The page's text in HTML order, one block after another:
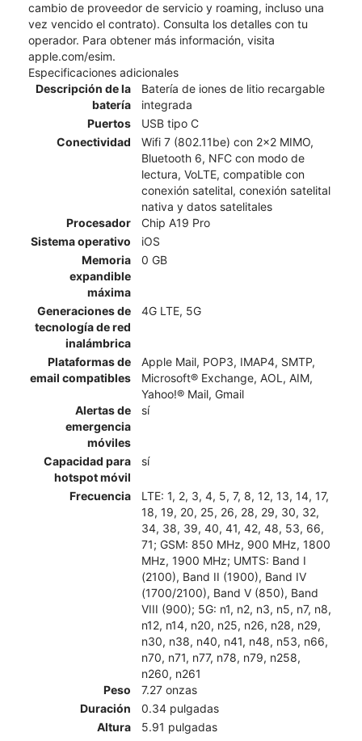
cambio de proveedor de servicio y roaming, incluso una
vez vencido el contrato). Consulta los detalles con tu
operador. Para obtener más información, visita
apple.com/esim.
Especificaciones adicionales
Descripción de la
batería
Batería de iones de litio recargable
integrada
Puertos
USB tipo C
Conectividad
Wifi 7 (802.11be) con 2x2 MIMO,
Bluetooth 6, NFC con modo de
lectura, VoLTE, compatible con
conexión satelital, conexión satelital
nativa y datos satelitales
Procesador
Chip A19 Pro
Sistema operativo
iOS
Memoria
expandible
máxima
0 GB
Generaciones de
tecnología de red
inalámbrica
4G LTE, 5G
Plataformas de
email compatibles
Apple Mail, POP3, IMAP4, SMTP,
Microsoft® Exchange, AOL, AIM,
Yahoo!® Mail, Gmail
Alertas de
emergencia
móviles
sí
Capacidad para
hotspot móvil
sí
Frecuencia
LTE: 1, 2, 3, 4, 5, 7, 8, 12, 13, 14, 17,
18, 19, 20, 25, 26, 28, 29, 30, 32,
34, 38, 39, 40, 41, 42, 48, 53, 66,
71; GSM: 850 MHz, 900 MHz, 1800
MHz, 1900 MHz; UMTS: Band I
(2100), Band II (1900), Band IV
(1700/2100), Band V (850), Band
VIII (900); 5G: n1, n2, n3, n5, n7, n8,
n12, n14, n20, n25, n26, n28, n29,
n30, n38, n40, n41, n48, n53, n66,
n70, n71, n77, n78, n79, n258,
n260, n261
Peso
7.27 onzas
Duración
0.34 pulgadas
Altura
5.91 pulgadas